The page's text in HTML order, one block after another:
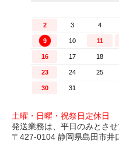
土曜・日曜・祝祭日定休日
発送業務は、平日のみとさせ
〒427-0104 静岡県島田市井